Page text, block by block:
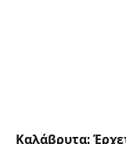
Καλάβρυτα: